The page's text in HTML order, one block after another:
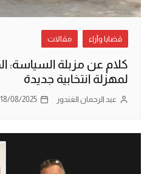
قضايا وآراء مقالات
كلام عن مزبلة السياسة:
لمهزلة انتخابية جديدة
عبد الرحمان الغندور 18/08/2025